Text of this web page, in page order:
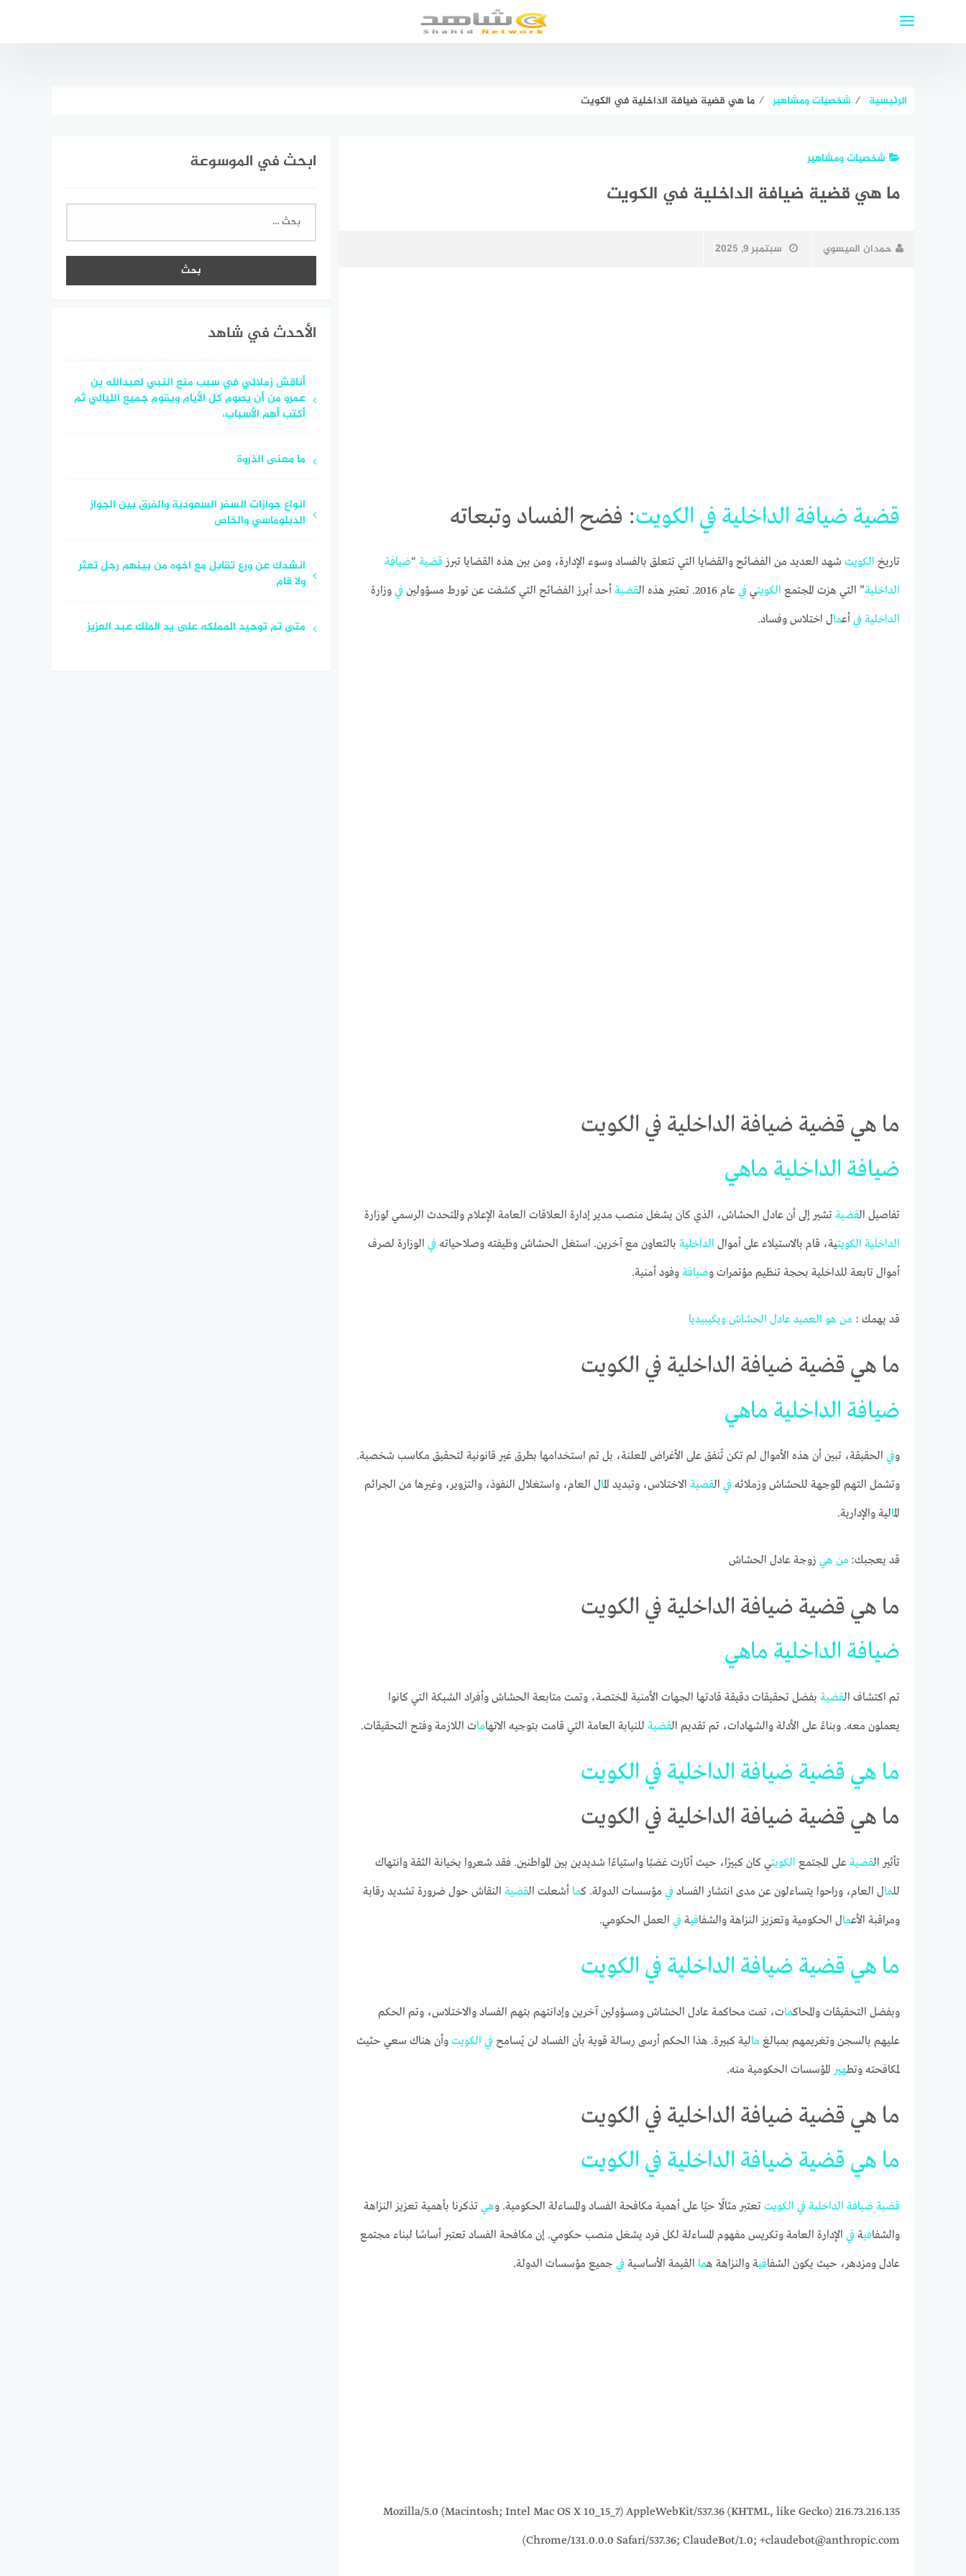
الرئيسية ⁄ شخصيات ومشاهير ⁄ ما هي قضية ضيافة الداخلية في الكويت
شخصيات ومشاهير
ما هي قضية ضيافة الداخلية في الكويت
حمدان العيسوي سبتمبر 9, 2025
قضية ضيافة الداخلية في الكويت: فضح الفساد وتبعاته
تاريخ الكويت شهد العديد من الفضائح والقضايا التي تتعلق بالفساد وسوء الإدارة، ومن بين هذه القضايا تبرز قضية “ضيافة
الداخلية” التي هزت المجتمع الكويتي في عام 2016. تعتبر هذه ال قضية أحد أبرز الفضائح التي كشفت عن تورط مسؤولين في وزارة
الداخلية في أعمال اختلاس وفساد.
ما هي قضية ضيافة الداخلية في الكويت
ضيافة الداخلية ماهي
تفاصيل القضية تشير إلى أن عادل الحشاش، الذي كان يشغل منصب مدير إدارة العلاقات العامة الإعلام والمتحدث الرسمي لوزارة
الداخلية الكويتية، قام بالاستيلاء على أموال الداخلية بالتعاون مع آخرين. استغل الحشاش وظيفته وصلاحياته في الوزارة لصرف
أموال تابعة للداخلية بحجة تنظيم مؤتمرات وضيافة وفود أمنية.
قد يهمك : من هو العميد عادل الحشاش ويكيبيديا
ما هي قضية ضيافة الداخلية في الكويت
ضيافة الداخلية ماهي
وفي الحقيقة، تبين أن هذه الأموال لم تكن تُنفق على الأغراض المعلنة، بل تم استخدامها بطرق غير قانونية لتحقيق مكاسب شخصية.
وتشمل التهم الموجهة للحشاش وزملائه في القضية الاختلاس، وتبديد المال العام، واستغلال النفوذ، والتزوير، وغيرها من الجرائم
المالية والإدارية.
قد يعجبك: من هي زوجة عادل الحشاش
ما هي قضية ضيافة الداخلية في الكويت
ضيافة الداخلية ماهي
تم اكتشاف القضية بفضل تحقيقات دقيقة قادتها الجهات الأمنية المختصة، وتمت متابعة الحشاش وأفراد الشبكة التي كانوا
يعملون معه. وبناءً على الأدلة والشهادات، تم تقديم القضية للنيابة العامة التي قامت بتوجيه الاتهامات اللازمة وفتح التحقيقات.
ما هي قضية ضيافة الداخلية في الكويت
ما هي قضية ضيافة الداخلية في الكويت
تأثير القضية على المجتمع الكويتي كان كبيرًا، حيث أثارت غضبًا واستياءًا شديدين بين المواطنين. فقد شعروا بخيانة الثقة وانتهاك
للمال العام، وراحوا يتساءلون عن مدى انتشار الفساد في مؤسسات الدولة. كما أشعلت القضية النقاش حول ضرورة تشديد رقابة
ومراقبة الأعمال الحكومية وتعزيز النزاهة والشفافية في العمل الحكومي.
ما هي قضية ضيافة الداخلية في الكويت
وبفضل التحقيقات والمحاكمات، تمت محاكمة عادل الحشاش ومسؤولين آخرين وإدانتهم بتهم الفساد والاختلاس، وتم الحكم
عليهم بالسجن وتغريمهم بمبالغ مالية كبيرة. هذا الحكم أرسى رسالة قوية بأن الفساد لن يُسامح في الكويت وأن هناك سعي حثيث
لمكافحته وتطهي ر المؤسسات الحكومية منه.
ما هي قضية ضيافة الداخلية في الكويت
ما هي قضية ضيافة الداخلية في الكويت
قضية ضيافة الداخلية في الكويت تعتبر مثالًا حيًا على أهمية مكافحة الفساد والمساءلة الحكومية. وهي تذكرنا بأهمية تعزيز النزاهة
والشفافية في الإدارة العامة وتكريس مفهوم المساءلة لكل فرد يشغل منصب حكومي. إن مكافحة الفساد تعتبر أساسًا لبناء مجتمع
عادل ومزدهر، حيث يكون الشفافية والنزاهة هما القيمة الأساسية في جميع مؤسسات الدولة.
216.73.216.135 Mozilla/5.0 (Macintosh; Intel Mac OS X 10_15_7) AppleWebKit/537.36 (KHTML, like Gecko)
Chrome/131.0.0.0 Safari/537.36; ClaudeBot/1.0; +claudebot@anthropic.com)
ابحث في الموسوعة
البحث
الأحدث في شاهد
أناقش زملائي في سبب منع النبي لعبدالله بن
عمرو من أن يصوم كل الأيام ويقوم جميع الليالي ثم
أكتب أهم الأسباب،
ما معنى الذروة
انواع جوازات السفر السعودية والفرق بين الجواز
الدبلوماسي والخاص
انشدك عن ورع تقابل مع اخوه من بينهم رجل تعثر
ولا قام
متى تم توحيد المملكه على يد الملك عبد العزيز